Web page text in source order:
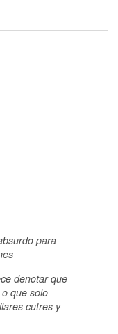
para
denotar que
que solo
cutres y